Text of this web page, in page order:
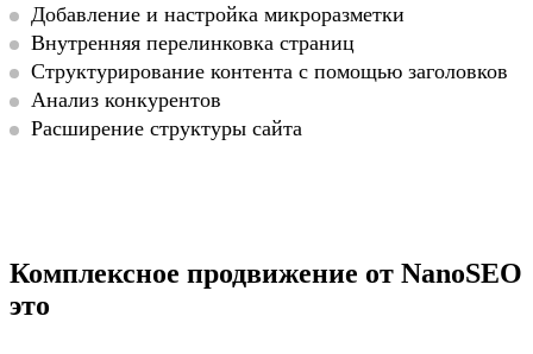
Добавление и настройка микроразметки
Внутренняя перелинковка страниц
Структурирование контента с помощью заголовков
Анализ конкурентов
Расширение структуры сайта
Комплексное продвижение от NanoSEO
это